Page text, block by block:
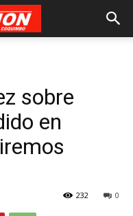
sobre
en
0
232